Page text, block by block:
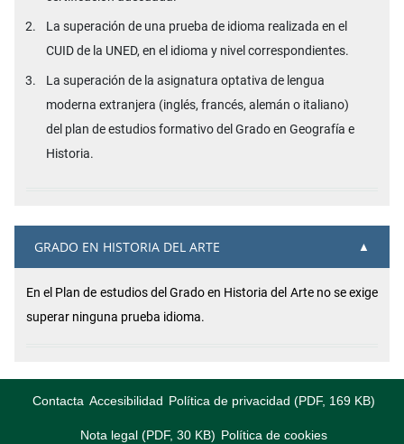
La superación de una prueba de idioma realizada en el
CUID de la UNED, en el idioma y nivel correspondientes.
La superación de la asignatura optativa de lengua
moderna extranjera (inglés, francés, alemán o italiano)
del plan de estudios formativo del Grado en Geografía e
Historia.
GRADO EN HISTORIA DEL ARTE
En el Plan de estudios del Grado en Historia del Arte no se exige
superar ninguna prueba idioma.
Contacta Accesibilidad Política de privacidad (PDF, 169 KB)
Nota legal (PDF, 30 KB) Política de cookies